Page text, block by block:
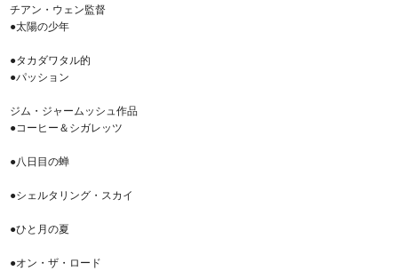
チアン・ウェン監督
●太陽の少年
●タカダワタル的
●パッション
ジム・ジャームッシュ作品
●コーヒー＆シガレッツ
●八日目の蝉
●シェルタリング・スカイ
●ひと月の夏
●オン・ザ・ロード